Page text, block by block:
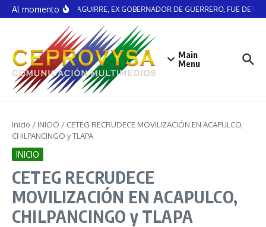
Saltar al contenido
Al momentoÁNGEL AGUIRRE, EX GOBERNADOR DE GUERRERO, FUE
Main
Menu
Inicio / INICIO / CETEG RECRUDECE MOVILIZACIÓN EN ACAPULCO,
CHILPANCINGO y TLAPA
INICIO
CETEG RECRUDECE
MOVILIZACIÓN EN ACAPULCO,
CHILPANCINGO y TLAPA